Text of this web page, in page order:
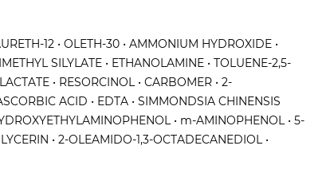
12 • OLETH-30 • AMMONIUM HYDROXIDE •
SILYLATE • ETHANOLAMINE • TOLUENE-2,5-
• RESORCINOL • CARBOMER • 2-
ACID • EDTA • SIMMONDSIA CHINENSIS
• m-AMINOPHENOL • 5-
• 2-OLEAMIDO-1,3-OCTADECANEDIOL •